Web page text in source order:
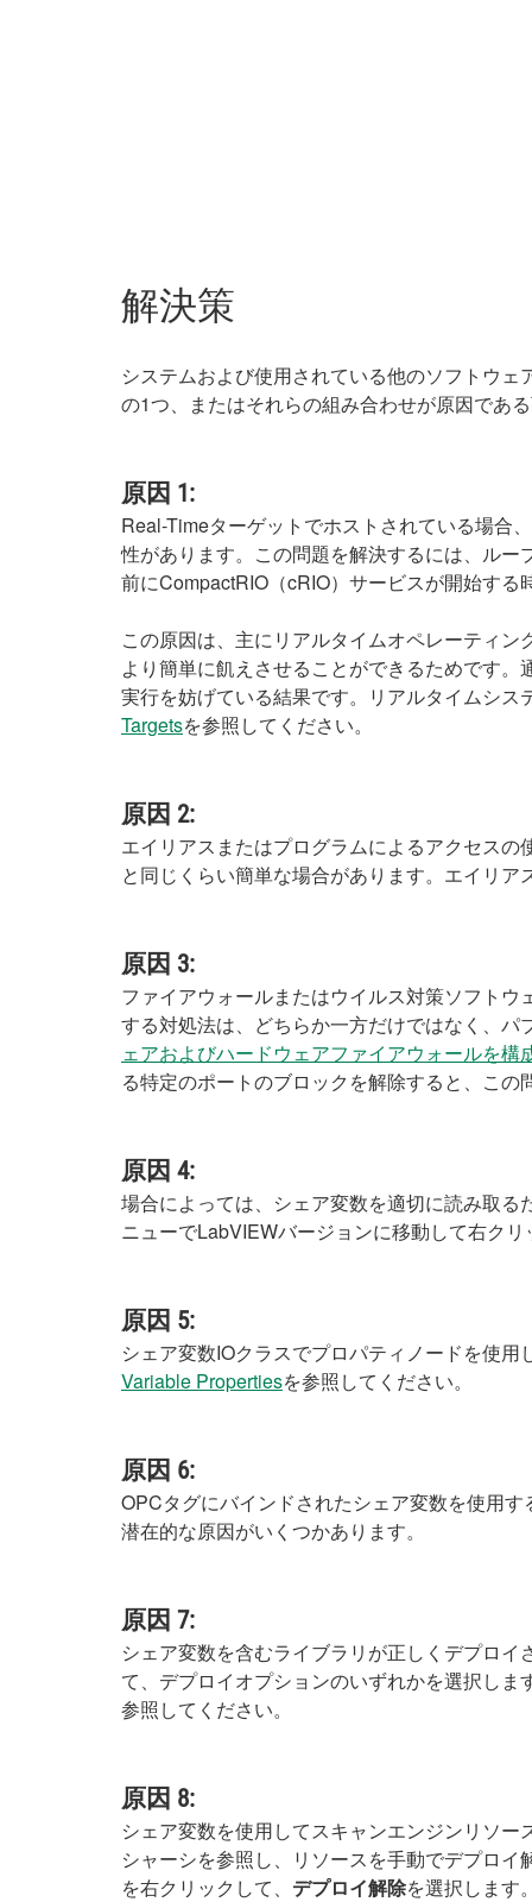
解決策
システムおよび使用されている他のソフトウ
の1つ、またはそれらの組み合わせが原因であ
原因 1:
Real-Timeターゲットでホストされている場合
性があります。この問題を解決するには、ル
前にCompactRIO（cRIO）サービスが開始す
この原因は、主にリアルタイムオペレーティ
より簡単に飢えさせることができるためです
実行を妨げている結果です。リアルタイムシ
Targetsを参照してください。
原因 2:
エイリアスまたはプログラムによるアクセス
と同じくらい簡単な場合があります。エイリア
原因 3:
ファイアウォールまたはウイルス対策ソフト
する対処法は、どちらか一方だけではなく、
ェアおよびハードウェアファイアウォールを
る特定のポートのブロックを解除すると、この
原因 4:
場合によっては、シェア変数を適切に読み取
ニューでLabVIEWバージョンに移動して右クリ
原因 5:
シェア変数IOクラスでプロパティノードを使
Variable Propertiesを参照してください。
原因 6:
OPCタグにバインドされたシェア変数を使用す
潜在的な原因がいくつかあります。
原因 7:
シェア変数を含むライブラリが正しくデプロ
て、デプロイオプションのいずれかを選択し
参照してください。
原因 8:
シェア変数を使用してスキャンエンジンリソ
シャーシを参照し、リソースを手動でデプロイ
を右クリックして、 デプロイ解除を選択します